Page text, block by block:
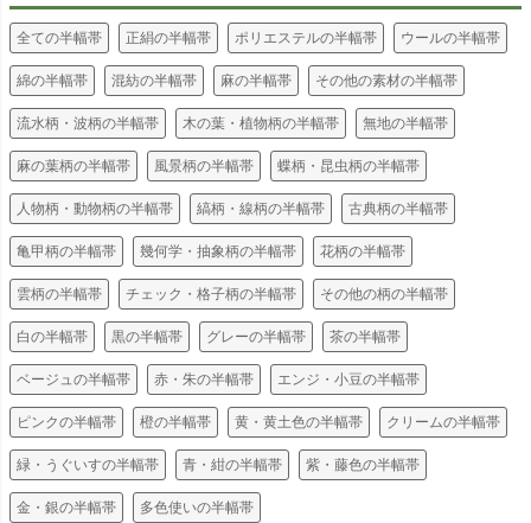
全ての半幅帯 正絹の半幅帯 ポリエステルの半幅帯 ウールの半幅帯
綿の半幅帯 混紡の半幅帯 麻の半幅帯 その他の素材の半幅帯
流水柄・波柄の半幅帯 木の葉・植物柄の半幅帯 無地の半幅帯
麻の葉柄の半幅帯 風景柄の半幅帯 蝶柄・昆虫柄の半幅帯
人物柄・動物柄の半幅帯 縞柄・線柄の半幅帯 古典柄の半幅帯
亀甲柄の半幅帯 幾何学・抽象柄の半幅帯 花柄の半幅帯
雲柄の半幅帯 チェック・格子柄の半幅帯 その他の柄の半幅帯
白の半幅帯 黒の半幅帯 グレーの半幅帯 茶の半幅帯
ベージュの半幅帯 赤・朱の半幅帯 エンジ・小豆の半幅帯
ピンクの半幅帯 橙の半幅帯 黄・黄土色の半幅帯 クリームの半幅帯
緑・うぐいすの半幅帯 青・紺の半幅帯 紫・藤色の半幅帯
金・銀の半幅帯 多色使いの半幅帯